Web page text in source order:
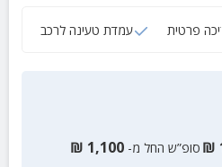
פרטית עמדת טעינה לרכב
₪ סופ”ש החל מ- 1,100
₪